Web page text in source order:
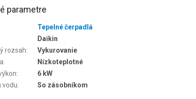
parametre
Tepelné čerpadlá
Daikin
rozsah:
Vykurovanie
:
Nízkoteplotné
:
6 kW
vodu: So zásobníkom